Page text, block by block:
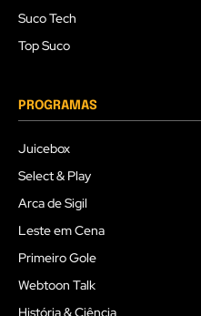
Suco Tech
Top Suco
PROGRAMAS
Juicebox
Select & Play
Arca de Sigil
Leste em Cena
Primeiro Gole
Webtoon Talk
História & Ciência